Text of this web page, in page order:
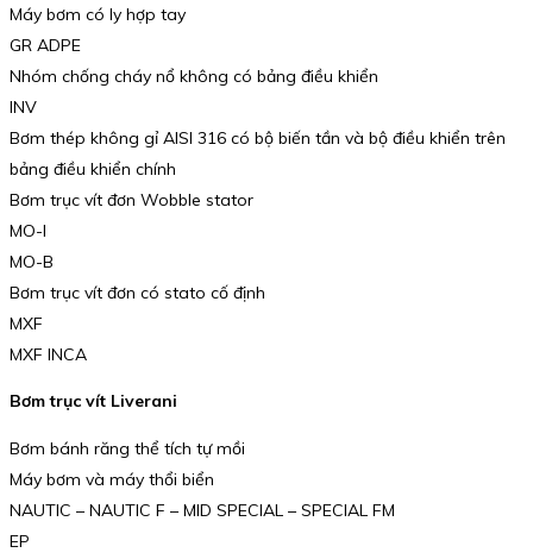
Máy bơm có ly hợp tay
GR ADPE
Nhóm chống cháy nổ không có bảng điều khiển
INV
Bơm thép không gỉ AISI 316 có bộ biến tần và bộ điều khiển trên
bảng điều khiển chính
Bơm trục vít đơn Wobble stator
MO-I
MO-B
Bơm trục vít đơn có stato cố định
MXF
MXF INCA
Bơm trục vít Liverani
Bơm bánh răng thể tích tự mồi
Máy bơm và máy thổi biển
NAUTIC – NAUTIC F – MID SPECIAL – SPECIAL FM
EP